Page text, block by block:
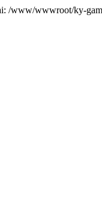
/www/wwwroot/ky-